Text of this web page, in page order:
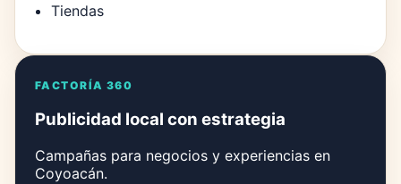
Tiendas
FACTORÍA 360
Publicidad local con estrategia
Campañas para negocios y experiencias en
Coyoacán.